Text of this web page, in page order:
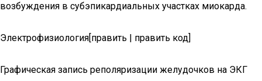
возбуждения в субэпикардиальных участках миокарда.
Электрофизиология[править | править код]
Графическая запись реполяризации желудочков на ЭКГ